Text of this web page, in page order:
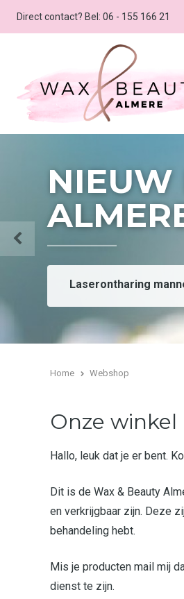
Direct contact? Bel: 06 - 155 166 21
NIEUW
Laserontharing
Home Webshop
Onze winkel
Hallo, leuk dat je er bent.
Dit is de Wax & Beauty
en verkrijgbaar zijn. Deze
behandeling hebt.
Mis je producten mail mij
dienst te zijn.